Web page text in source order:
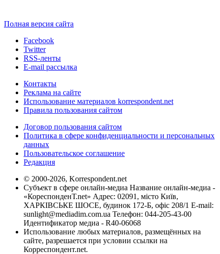
Полная версия сайта
Facebook
Twitter
RSS-ленты
E-mail рассылка
Контакты
Реклама на сайте
Использование материалов korrespondent.net
Правила пользования сайтом
Договор пользования сайтом
Политика в сфере конфиденциальности и персональных
данных
Пользовательское соглашение
Редакция
© 2000-2026, Korrespondent.net
Субъект в сфере онлайн-медиа Название онлайн-медиа -
«КореспонденТ.net» Адрес: 02091, місто Київ,
ХАРКІВСЬКЕ ШОСЕ, будинок 172-Б, офіс 208/1 E-mail:
sunlight@mediadim.com.ua Телефон: 044-205-43-00
Идентификатор медиа - R40-06068
Использование любых материалов, размещённых на
сайте, разрешается при условии ссылки на
Корреспондент.net.